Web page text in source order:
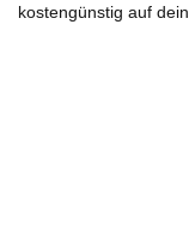
kostengünstig auf